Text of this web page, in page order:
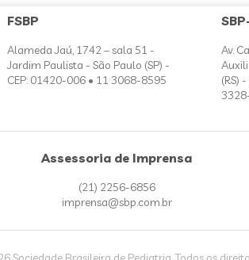
FSBP
Alameda Jaú, 1742 – sala 51 -
Jardim Paulista - São Paulo (SP) -
CEP: 01420-006 • 11 3068-8595
Av.
(RS)
Assessoria de Imprensa
(21) 2256-6856
imprensa@sbp.com.br